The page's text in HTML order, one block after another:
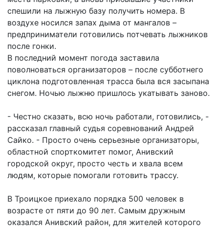
спешили на лыжную базу получить номера. В
воздухе носился запах дыма от мангалов –
предприниматели готовились потчевать лыжников
после гонки.
В последний момент погода заставила
поволноваться организаторов – после субботнего
циклона подготовленная трасса была вся засыпана
снегом. Ночью лыжню пришлось укатывать заново.
- Честно сказать, всю ночь работали, готовились, -
рассказал главный судья соревнований Андрей
Сайко. - Просто очень серьезные организаторы,
областной спорткомитет помог, Анивский
городской округ, просто честь и хвала всем
людям, которые помогали готовить трассу.
В Троицкое приехало порядка 500 человек в
возрасте от пяти до 90 лет. Самым дружным
оказался Анивский район, для жителей которого